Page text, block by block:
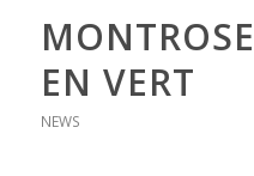
EN VERT
NEWS